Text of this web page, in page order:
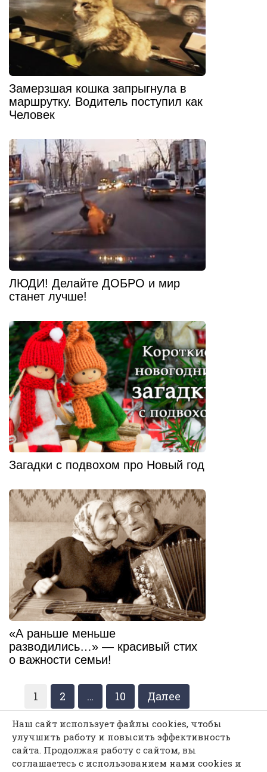
Замерзшая кошка запрыгнула в
маршрутку. Водитель поступил как
Человек
ЛЮДИ! Делайте ДОБРО и мир
станет лучше!
Загадки с подвохом про Новый год
«А раньше меньше
разводились…» — красивый стих
о важности семьи!
Навигация
записям
1 2 … 10 Далее
Каждая мелочь может послужить твоему
Наш сайт использует файлы cookies, чтобы
улучшить работу и повысить эффективность
сайта. Продолжая работу с сайтом, вы
соглашаетесь с использованием нами cookies и